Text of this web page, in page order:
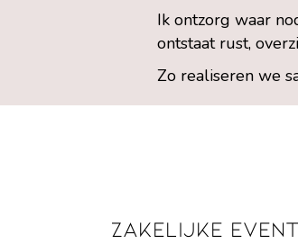
Ik ontzorg waar
ontstaat rust,
Zo realiseren we
Zakelijke